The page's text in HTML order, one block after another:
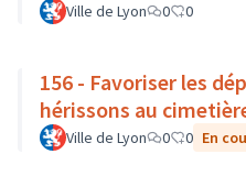
Ville de Lyon 0 0
156 - Favoriser les
hérissons au
Ville de Lyon 0 0 En